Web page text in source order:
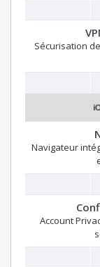
Sécurisation
Navigateur
Account